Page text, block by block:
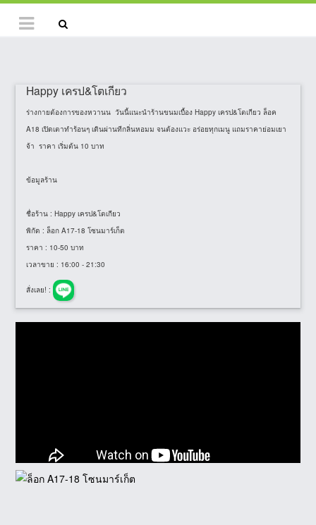
Happy เครป&โตเกียว
ร่างกายต้องการของหวานน วันนี้แนะนำร้านขนมเบื้อง Happy เครป&โตเกียว ล็อค
A18 เปิดเตาทำร้อนๆ เดินผ่านทีกลิ่นหอมม จนต้องแวะ อร่อยทุกเมนู แถมราคาย่อมเยา
จ้า ราคา เริ่มต้น 10 บาท
ข้อมูลร้าน
ชื่อร้าน: Happy เครป&โตเกียว
พิกัด : ล็อก A17-18 โซนมาร์เก็ต
ราคา : 10-50 บาท
เวลาขาย : 16:00 - 21:30
สั่งเลย! :